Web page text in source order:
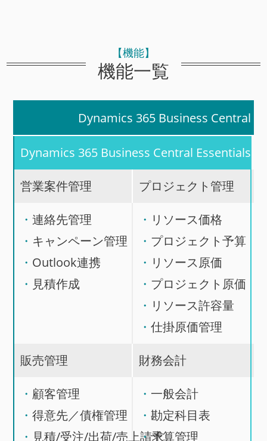
【機能】
機能一覧
Dynamics 365 Business Central
Dynamics 365 Business Central Essentials
営業案件管理 プロジェクト管理
連絡先管理
キャンペーン管理
Outlook連携
見積作成
リソース価格
プロジェクト予算
リソース原価
プロジェクト原価
リソース許容量
仕掛原価管理
販売管理 財務会計
顧客管理
得意先／債権管理
見積/受注/出荷/売上請求
一般会計
勘定科目表
予算管理